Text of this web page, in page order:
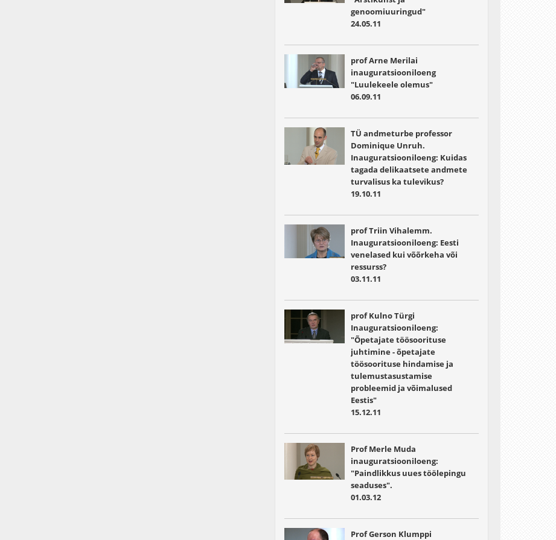
genoomiuuringud"
24.05.11
prof Arne Merilai
inauguratsiooniloeng
"Luulekeele olemus"
06.09.11
TÜ andmeturbe professor
Dominique Unruh.
Inauguratsiooniloeng: Kuidas
tagada delikaatsete andmete
turvalisus ka tulevikus?
19.10.11
prof Triin Vihalemm.
Inauguratsiooniloeng: Eesti
venelased kui võõrkeha või
ressurss?
03.11.11
prof Kulno Türgi
Inauguratsiooniloeng:
"Õpetajate töösoorituse
juhtimine - õpetajate
töösoorituse hindamise ja
tulemustasustamise
probleemid ja võimalused
Eestis"
15.12.11
Prof Merle Muda
inauguratsiooniloeng:
"Paindlikkus uues töölepingu
seaduses".
01.03.12
Prof Gerson Klumppi